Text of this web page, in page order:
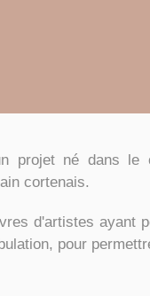
projet né dans le
cortenais.
d'artistes ayant
pour